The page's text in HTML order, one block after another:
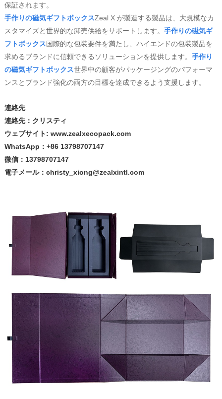
保証されます。
手作りの磁気ギフトボックスZeal X が製造する製品は、大規模なカ
スタマイズと世界的な卸売供給をサポートします。 手作りの磁気ギ
フトボックス国際的な包装要件を満たし、ハイエンドの包装製品を
求めるブランドに信頼できるソリューションを提供します。 手作り
の磁気ギフトボックス世界中の顧客がパッケージングのパフォーマ
ンスとブランド強化の両方の目標を達成できるよう支援します。
連絡先
連絡先：クリスティ
ウェブサイト: www.zealxecopack.com
WhatsApp：+86 13798707147
微信：13798707147
電子メール：christy_xiong@zealxintl.com